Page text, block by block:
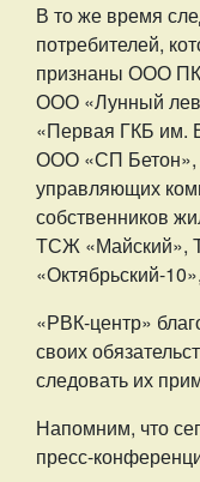
В то же время
потребителей,
признаны ООО
ООО «Лунный
«Первая ГКБ им.
ООО «СП Бетон»,
управляющих
собственников
ТСЖ «Майский»,
«Октябрьский-
«РВК-центр»
своих
следовать их
Напомним, что
пресс-